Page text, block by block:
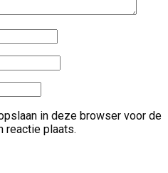
in deze browser voor de
reactie plaats.